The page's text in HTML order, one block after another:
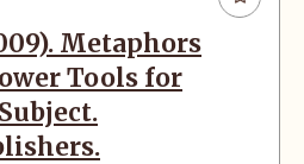
Metaphors
Tools for